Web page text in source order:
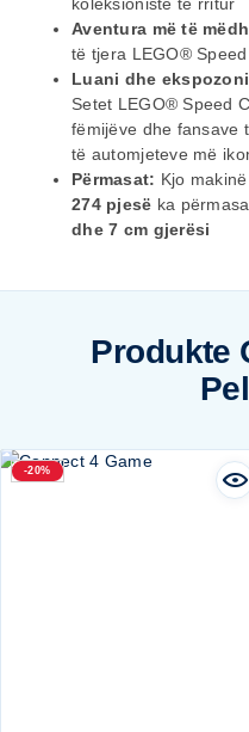
Aventura më të
të tjera LEGO®
Luani dhe
Setet LEGO® Speed
fëmijëve dhe fansave
të automjeteve më
Përmasat: Kjo
274 pjesë ka
dhe 7 cm gjerësi
Produkte
-20%